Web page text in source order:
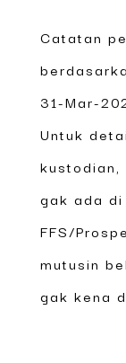
Catatan
31-Mar-
Untuk
kustodian,
gak ada
FFS/
mutusin
gak kena